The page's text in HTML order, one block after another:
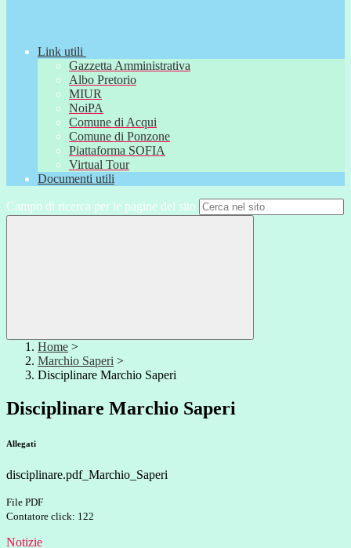
Link utili
Gazzetta Amministrativa
Albo Pretorio
MIUR
NoiPA
Comune di Acqui
Comune di Ponzone
Piattaforma SOFIA
Virtual Tour
Documenti utili
Campo di ricerca per le pagine del sito
Home >
Marchio Saperi >
Disciplinare Marchio Saperi
Disciplinare Marchio Saperi
Allegati
disciplinare.pdf_Marchio_Saperi
File PDF
Contatore click: 122
Notizie